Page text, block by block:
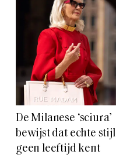
De Milanese ‘sciura’
bewijst dat echte stijl
geen leeftijd kent